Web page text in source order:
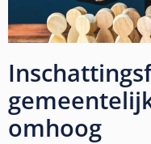
omhoog